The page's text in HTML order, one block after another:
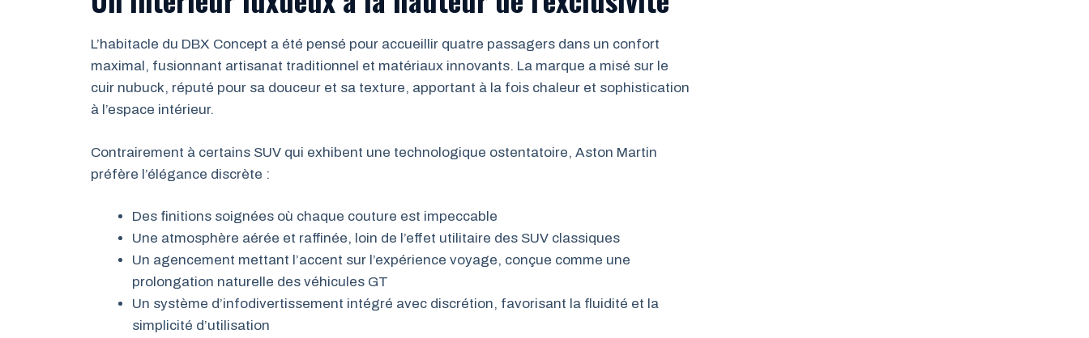
L’habitacle du DBX Concept a été pensé pour accueillir quatre passagers dans un confort
maximal, fusionnant artisanat traditionnel et matériaux innovants. La marque a misé sur le
cuir nubuck, réputé pour sa douceur et sa texture, apportant à la fois chaleur et sophistication
à l’espace intérieur.
Contrairement à certains SUV qui exhibent une technologique ostentatoire, Aston Martin
préfère l’élégance discrète :
Des finitions soignées où chaque couture est impeccable
Une atmosphère aérée et raffinée, loin de l’effet utilitaire des SUV classiques
Un agencement mettant l’accent sur l’expérience voyage, conçue comme une
prolongation naturelle des véhicules GT
Un système d’infodivertissement intégré avec discrétion, favorisant la fluidité et la
simplicité d’utilisation